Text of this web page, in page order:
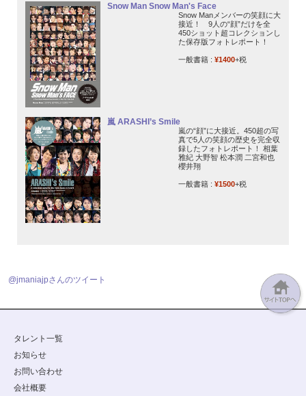
Snow Man Snow Man's Face
Snow Manメンバーの笑顔に大
接近！ 9人の“顔”だけを全
450ショット超コレクションし
た保存版フォトレポート！
一般書籍 : ¥1400+税
嵐 ARASHI’s Smile
嵐の“顔”に大接近。450超の写
真で5人の笑顔の歴史を完全収
録したフォトレポート！ 相葉
雅紀 大野智 松本潤 二宮和也
櫻井翔
一般書籍 : ¥1500+税
@jmaniajpさんのツイート
タレント一覧
お知らせ
お問い合わせ
会社概要